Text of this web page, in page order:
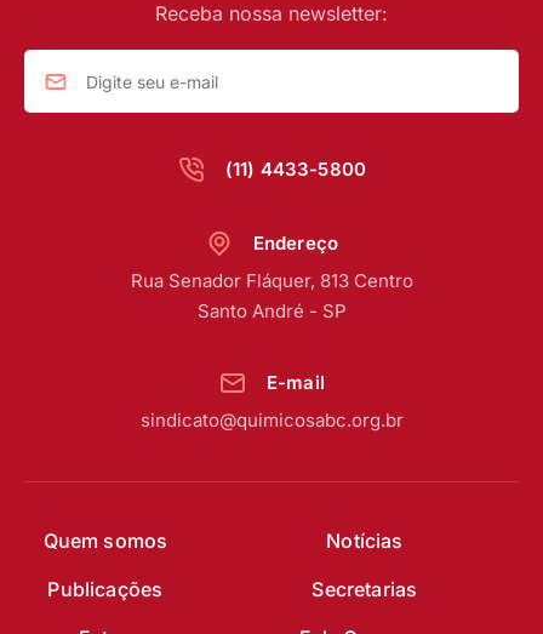
(11) 4433-5800
Receba nossa newsletter:
Quem somos
Notícias
Publicações
Secretarias
Endereço
Rua Senador Fláquer, 813 Centro
Santo André - SP
E-mail
sindicato@quimicosabc.org.br